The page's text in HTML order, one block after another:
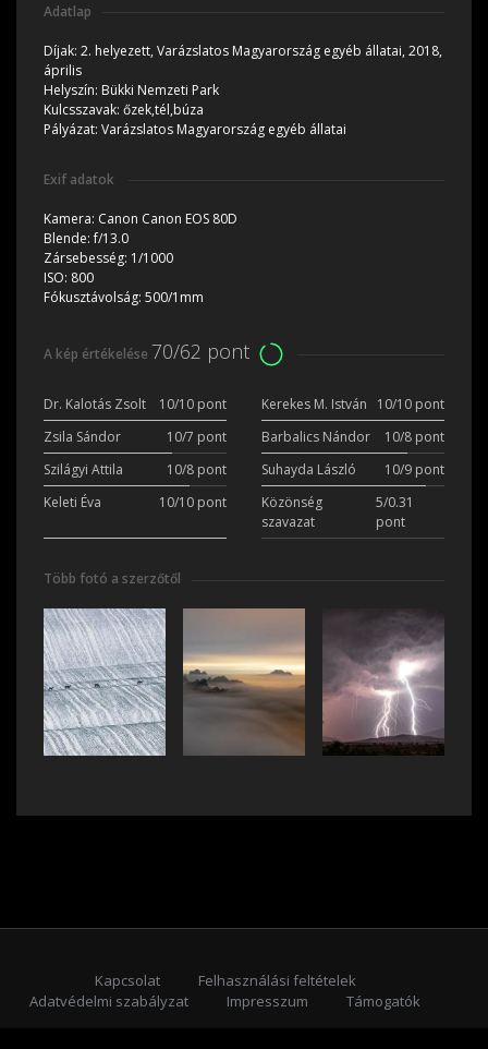
Adatlap
Díjak: 2. helyezett, Varázslatos Magyarország egyéb állatai, 2018,
április
Helyszín: Bükki Nemzeti Park
Kulcsszavak: őzek,tél,búza
Pályázat: Varázslatos Magyarország egyéb állatai
Exif adatok
Kamera: Canon Canon EOS 80D
Blende:f/13.0
Zársebesség: 1/1000
ISO: 800
Fókusztávolság: 500/1mm
A kép értékelése 70/62 pont
Dr. Kalotás Zsolt 10/10 pont Kerekes M. István
10/10 pont
Zsila Sándor
10/7 pont Barbalics Nándor
10/8 pont
Szilágyi Attila
10/8 pont Suhayda László
10/9 pont
Keleti Éva
10/10 pont
Közönség
szavazat
5/0.31
pont
Több fotó a szerzőtől
Kapcsolat
Felhasználási feltételek
Adatvédelmi szabályzat
Impresszum
Támogatók